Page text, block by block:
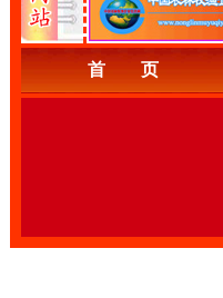
首 页